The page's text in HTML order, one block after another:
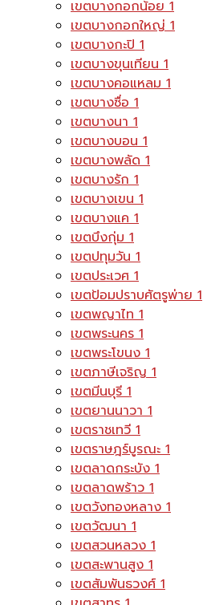
เขตบางกอกน้อย1
เขตบางกอกใหญ่1
เขตบางกะปิ1
เขตบางขุนเทียน1
เขตบางคอแหลม1
เขตบางซื่อ1
เขตบางนา1
เขตบางบอน1
เขตบางพลัด1
เขตบางรัก1
เขตบางเขน1
เขตบางแค1
เขตบึงกุ่ม1
เขตปทุมวัน1
เขตประเวศ1
เขตป้อมปราบศัตรูพ่าย1
เขตพญาไท1
เขตพระนคร1
เขตพระโขนง1
เขตภาษีเจริญ1
เขตมีนบุรี1
เขตยานนาวา1
เขตราชเทวี1
เขตราษฎร์บูรณะ1
เขตลาดกระบัง1
เขตลาดพร้าว1
เขตวังทองหลาง1
เขตวัฒนา1
เขตสวนหลวง1
เขตสะพานสูง1
เขตสัมพันธวงศ์1